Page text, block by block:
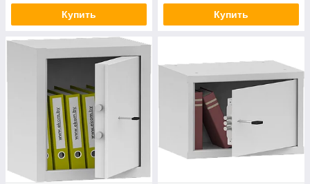
Купить Купить